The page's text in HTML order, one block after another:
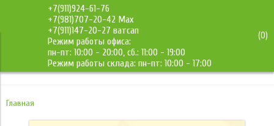
+7(911)924-61-76
+7(981)707-20-42 Max
+7(911)147-20-27 ватсап
Режим работы офиса:
пн-пт: 10:00 - 20:00, сб.: 11:00 - 19:00
Режим работы склада: пн-пт: 10:00 - 17:00
(0)
ДМС-Мебель
Главная